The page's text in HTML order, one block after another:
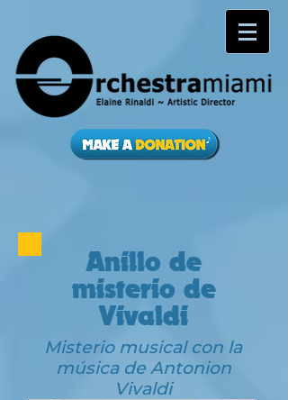
Anillo de
misterio de
Vivaldi
Misterio musical con la
música de Antonion
Vivaldi